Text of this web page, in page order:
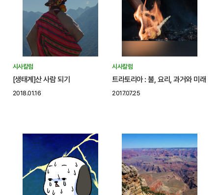
시사칼럼
[생태계]산 사람 되기
2018.01.16
시사칼럼
트라토리아 : 불, 요리, 과거와 미래
2017.07.25